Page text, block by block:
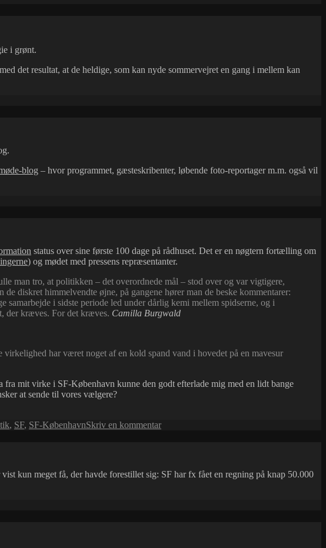
i grønt.
det resultat, at de heldige, som kan nyde sommervejret en gang i mellem kan
blog – hvor programmet, gæsteskribenter, løbende foto-reportager m.m. også vil
status over sine første 100 dage på rådhuset. Det er en nøgtern fortælling om
) og mødet med pressens repræsentanter.
man tro, at politikken – det overordnede mål – stod over og var vigtigere,
diskret himmelvendte øjne, på gangene hører man de beske kommentarer:
i sidste periode led under dårlig kemi mellem spidserne, og i
der kræves. For det kræves. Camilla Burgwald
har været noget af en kold spand vand i hovedet på en mavesur
mit virke i SF-København kunne den godt efterlade mig med en lidt bange
at sende til vores vælgere?
, SF, SF-KøbenhavnSkriv en kommentartil
bekendelser…
kun meget få, der havde forestillet sig: SF har fx fået en regning på knap 50.000